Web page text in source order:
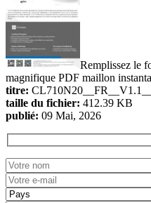
Remplissez le
magnifique PDF maillon
titre:
taille du fichier: 412.39 KB
publié: 09 Mai, 2026